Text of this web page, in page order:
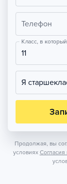
Телефон
Класс, в
11
Я
Продолжая, вы
условиях